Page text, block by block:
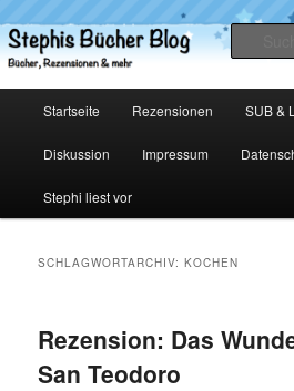
primären
Inhalt
sekundären
Inhalt
Stephis Bücher
Startseite Rezensionen SUB &
Diskussion Impressum
Stephi liest vor
SCHLAGWORTARCHIV:KOCHEN
Rezension: Das
San Teodoro